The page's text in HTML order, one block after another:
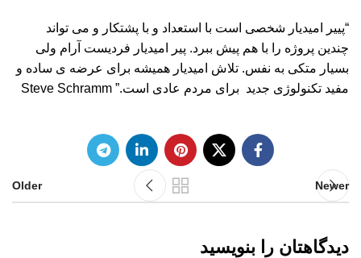
“پییر امیدیار شخصى است با استعداد و با پشتکار و می تواند
چندین پروژه را با هم پیش ببرد. پير اميديار فردیست آرام ولى
بسیار متکى به نفس. تلاش امیدیار همیشه براى عرضه ی ساده و
مفید تکنولوژى جدید براى مردم عادى است.” Steve Schramm
Newer
Older
دیدگاهتان را بنویسید